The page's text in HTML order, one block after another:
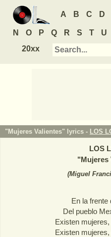
A B C D
N O P Q R S T U
20xx
"Mujeres Valientes" lyrics - LOS
LOS
"Mujeres
(Miguel
En la frente
Del pueblo
Existen
Existen